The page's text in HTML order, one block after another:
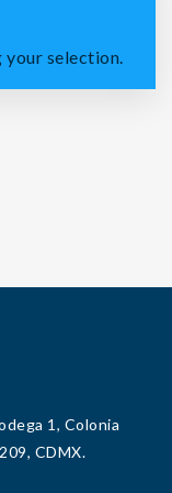
your selection.
1, Colonia
CDMX.